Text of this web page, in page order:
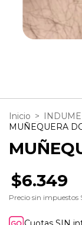
Inicio >
MUÑEQUERA
$6.349
Precio sin impuestos